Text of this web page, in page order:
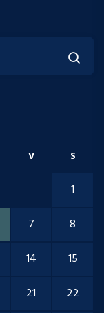
V S
1
7
8
14
15
21 22